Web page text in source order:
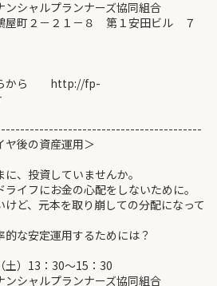
シャルプランナーズ協同組合
２－２１－８ 第１安田ビル ７
らから http://fp-
後の資産運用＞
、投資していませんか。
イフにお金の心配をしないために。
けど、元本を取り崩しての分配になって
な安定運用するためには？
）13：30～15：30
シャルプランナーズ協同組合